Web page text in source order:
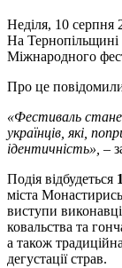
Неділя, 10 серпня
На
Міжнародного
Про це
«Фестиваль стане
українців, які,
ідентичність», –
Подія відбудеться
міста
виступи
ковальства та
а також традиційна
дегустації страв.